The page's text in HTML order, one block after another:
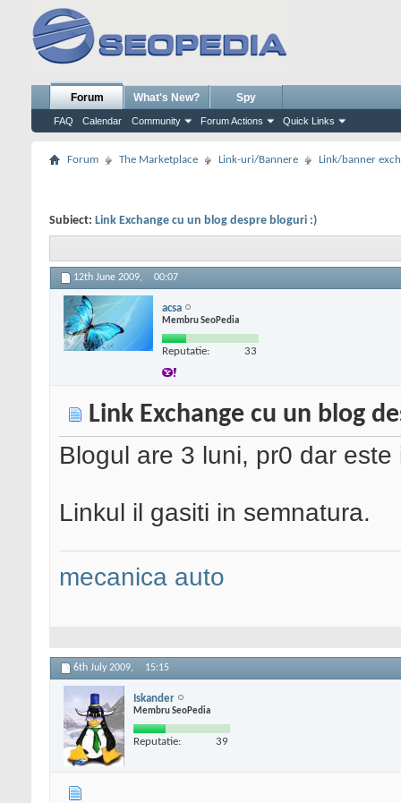
Forum
FAQ Calendar Community Forum Actions Quick Links
What's New? Spy
Forum The Marketplace Link-uri/Bannere Link/banner
Subiect: Link Exchange cu un blog despre bloguri :)
12th June 2009, 00:07
acsa
Membru SeoPedia
Reputatie: 33
Link Exchange cu un blog
Blogul are 3 luni, pr0 dar
Linkul il gasiti in semnatura.
mecanica auto
6th July 2009, 15:15
Iskander
Membru SeoPedia
Reputatie: 39